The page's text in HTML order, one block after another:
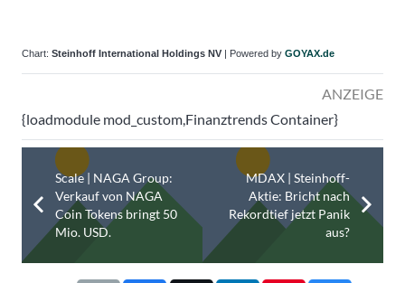
Chart: Steinhoff International Holdings NV | Powered by GOYAX.de
ANZEIGE
{loadmodule mod_custom,Finanztrends Container}
Scale | NAGA Group:
Verkauf von NAGA
Coin Tokens bringt 50
Mio. USD.
MDAX | Steinhoff-
Aktie: Bricht nach
Rekordtief jetzt Panik
aus?